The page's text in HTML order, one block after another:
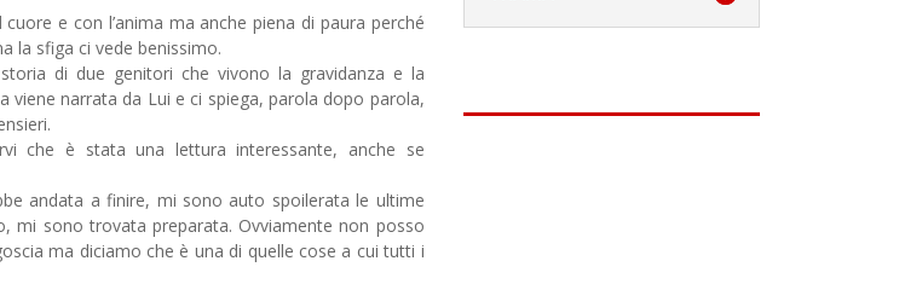
e con l’anima ma anche piena di paura perché
la sfiga ci vede benissimo.
di due genitori che vivono la gravidanza e la
viene narrata da Lui e ci spiega, parola dopo parola,
che è stata una lettura interessante, anche se
andata a finire, mi sono auto spoilerata le ultime
mi sono trovata preparata. Ovviamente non posso
ma diciamo che è una di quelle cose a cui tutti i